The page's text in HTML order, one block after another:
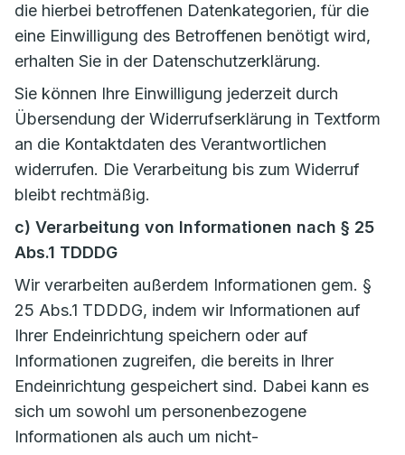
die hierbei betroffenen Datenkategorien, für die
eine Einwilligung des Betroffenen benötigt wird,
erhalten Sie in der Datenschutzerklärung.
Sie können Ihre Einwilligung jederzeit durch
Übersendung der Widerrufserklärung in Textform
an die Kontaktdaten des Verantwortlichen
widerrufen. Die Verarbeitung bis zum Widerruf
bleibt rechtmäßig.
c) Verarbeitung von Informationen nach § 25
Abs.1 TDDDG
Wir verarbeiten außerdem Informationen gem. §
25 Abs.1 TDDDG, indem wir Informationen auf
Ihrer Endeinrichtung speichern oder auf
Informationen zugreifen, die bereits in Ihrer
Endeinrichtung gespeichert sind. Dabei kann es
sich um sowohl um personenbezogene
Informationen als auch um nicht-